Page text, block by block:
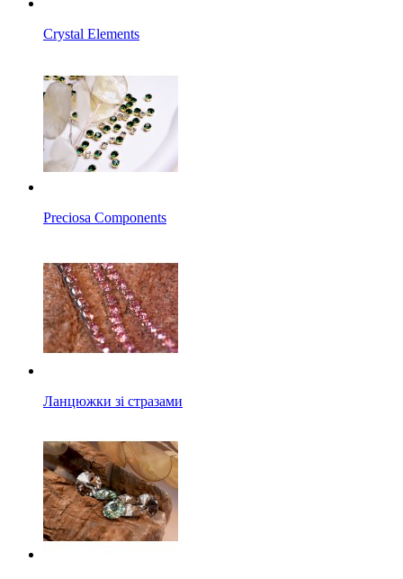
Crystal Elements
Preciosa Components
Ланцюжки зі стразами